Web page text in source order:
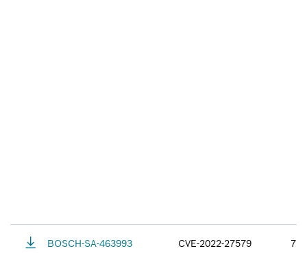
BOSCH-SA-463993
CVE-2022-27579
7.8